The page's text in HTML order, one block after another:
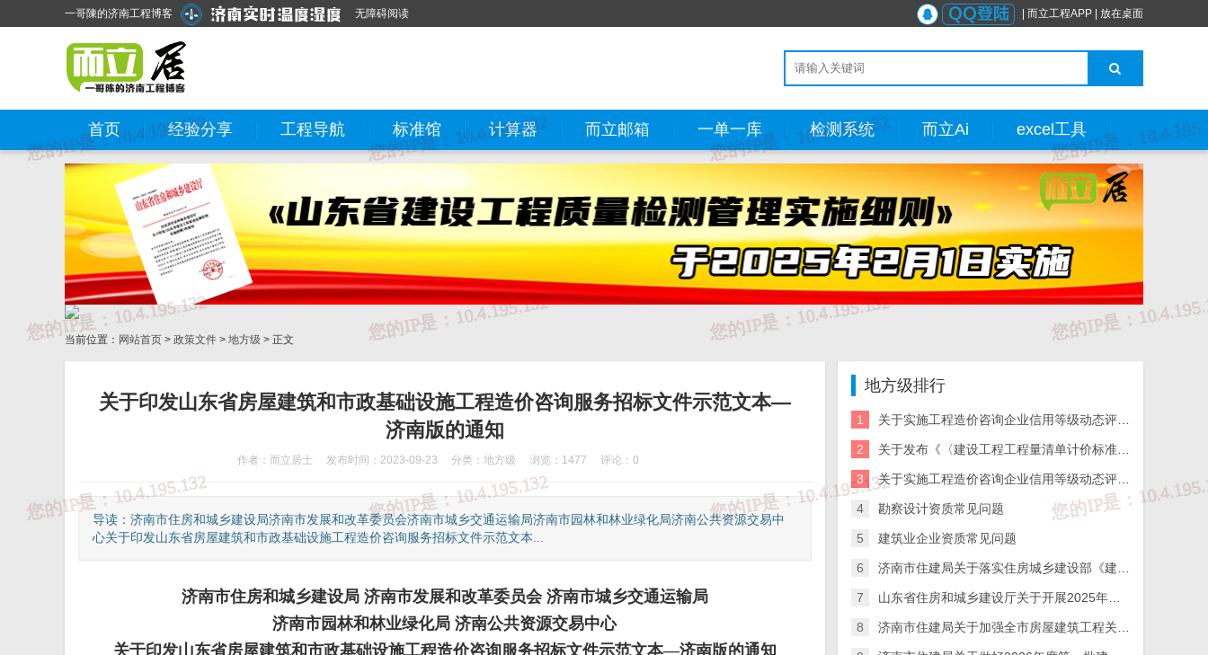
而立工程APP 放在桌面
一哥陳的济南工程博客 无障碍阅读
首页 经验分享 工程导航 标准馆 计算器 而立邮箱 一单一库 检测系统 而立Ai excel工具
当前位置： 网站首页 > 政策文件 > 地方级 > 正文
关于印发山东省房屋建筑和市政基础设施工程造价咨询服务招标文件示范文本—
济南版的通知
作者：而立居士 发布时间：2023-09-23 分类： 地方级 浏览：1477 评论：0
导读：济南市住房和城乡建设局济南市发展和改革委员会济南市城乡交通运输局济南市园林和林业绿化局济南公共资源交易中
心关于印发山东省房屋建筑和市政基础设施工程造价咨询服务招标文件示范文本...
济南市住房和城乡建设局 济南市发展和改革委员会 济南市城乡交通运输局
济南市园林和林业绿化局 济南公共资源交易中心
关于印发山东省房屋建筑和市政基础设施工程造价咨询服务招标文件示范文本—济南版的通知
地方级排行
1 关于实施工程造价咨询企业信用等级动态评价的通知
2 关于发布《〈建设工程工程量清单计价标准〉实施指引》的通知
3 关于实施工程造价咨询企业信用等级动态评价的通知
4 勘察设计资质常见问题
5 建筑业企业资质常见问题
6 济南市住建局关于落实住房城乡建设部《建筑施工企业、工程项目安全生产管理机构设置及安全生产管理人员配备办法》的通知
7 山东省住房和城乡建设厅关于开展2025年度全省检测机构第二次能力验证工作的通知
8 济南市住建局关于加强全市房屋建筑工程关键岗位人员到岗履职数字化监管的通知